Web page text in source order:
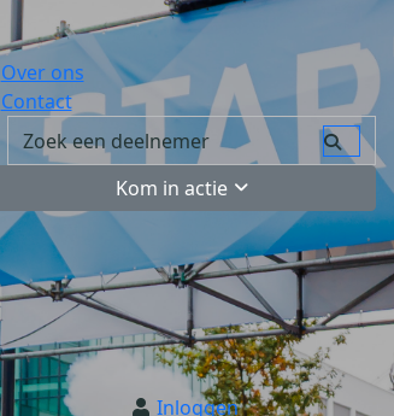
Over ons
Contact
Kom in actie
Inloggen